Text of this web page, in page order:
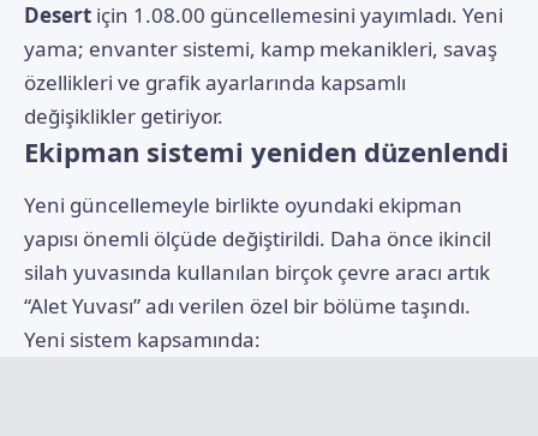
Desert için 1.08.00 güncellemesini yayımladı. Yeni
yama; envanter sistemi, kamp mekanikleri, savaş
özellikleri ve grafik ayarlarında kapsamlı
değişiklikler getiriyor.
Ekipman sistemi yeniden düzenlendi
Yeni güncellemeyle birlikte oyundaki ekipman
yapısı önemli ölçüde değiştirildi. Daha önce ikincil
silah yuvasında kullanılan birçok çevre aracı artık
“Alet Yuvası” adı verilen özel bir bölüme taşındı.
Yeni sistem kapsamında: